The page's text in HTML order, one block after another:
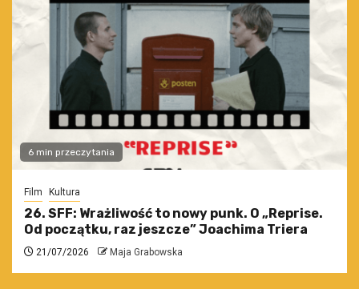
6 min przeczytania
Film Kultura
26. SFF: Wrażliwość to nowy punk. O „Reprise.
Od początku, raz jeszcze” Joachima Triera
21/07/2026 Maja Grabowska